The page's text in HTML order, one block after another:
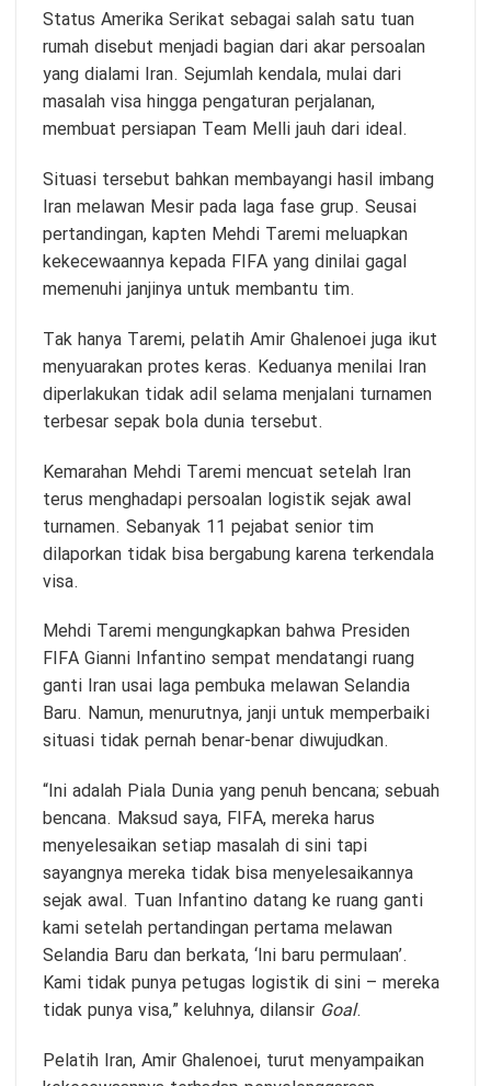
Status Amerika Serikat sebagai salah satu tuan
rumah disebut menjadi bagian dari akar persoalan
yang dialami Iran. Sejumlah kendala, mulai dari
masalah visa hingga pengaturan perjalanan,
membuat persiapan Team Melli jauh dari ideal.
Situasi tersebut bahkan membayangi hasil imbang
Iran melawan Mesir pada laga fase grup. Seusai
pertandingan, kapten Mehdi Taremi meluapkan
kekecewaannya kepada FIFA yang dinilai gagal
memenuhi janjinya untuk membantu tim.
Tak hanya Taremi, pelatih Amir Ghalenoei juga ikut
menyuarakan protes keras. Keduanya menilai Iran
diperlakukan tidak adil selama menjalani turnamen
terbesar sepak bola dunia tersebut.
Kemarahan Mehdi Taremi mencuat setelah Iran
terus menghadapi persoalan logistik sejak awal
turnamen. Sebanyak 11 pejabat senior tim
dilaporkan tidak bisa bergabung karena terkendala
visa.
Mehdi Taremi mengungkapkan bahwa Presiden
FIFA Gianni Infantino sempat mendatangi ruang
ganti Iran usai laga pembuka melawan Selandia
Baru. Namun, menurutnya, janji untuk memperbaiki
situasi tidak pernah benar-benar diwujudkan.
“Ini adalah Piala Dunia yang penuh bencana; sebuah
bencana. Maksud saya, FIFA, mereka harus
menyelesaikan setiap masalah di sini tapi
sayangnya mereka tidak bisa menyelesaikannya
sejak awal. Tuan Infantino datang ke ruang ganti
kami setelah pertandingan pertama melawan
Selandia Baru dan berkata, ‘Ini baru permulaan’.
Kami tidak punya petugas logistik di sini – mereka
tidak punya visa,” keluhnya, dilansir Goal.
Pelatih Iran, Amir Ghalenoei, turut menyampaikan